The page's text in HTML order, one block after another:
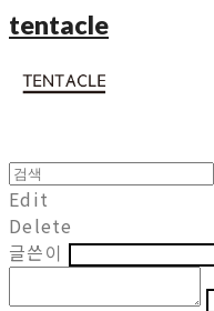
tentacle
Edit
Delete
글쓴이